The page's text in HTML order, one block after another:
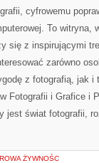
cyfrowemu
To witryna,
się z inspirującymi
zarówno
z fotografią, jak
Fotografii i Grafice i
jest świat fotografii,
ŻYWNOŚC